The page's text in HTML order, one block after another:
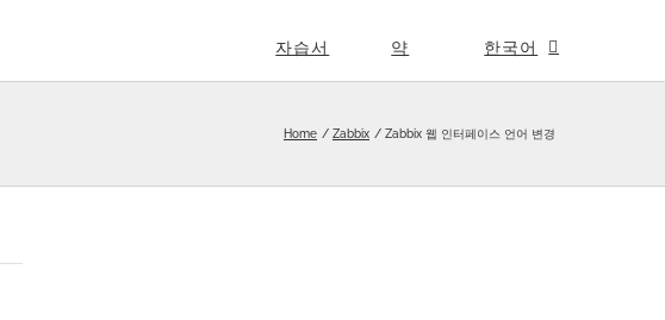
자습서 약 한국어
Home Zabbix Zabbix 웹 인터페이스 언어 변경